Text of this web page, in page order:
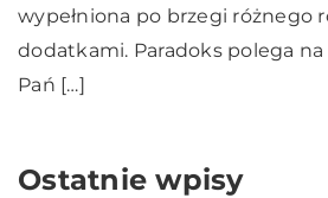
wypełniona po brzegi różnego
dodatkami. Paradoks polega
Pań […]
Ostatnie wpisy